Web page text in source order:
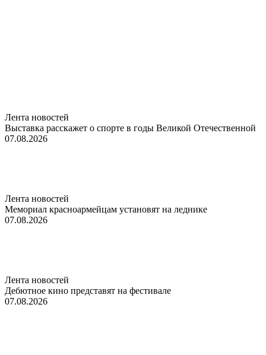
Лента новостей
Выставка расскажет о спорте в годы Великой Отечественной
07.08.2026
Лента новостей
Мемориал красноармейцам установят на леднике
07.08.2026
Лента новостей
Дебютное кино представят на фестивале
07.08.2026